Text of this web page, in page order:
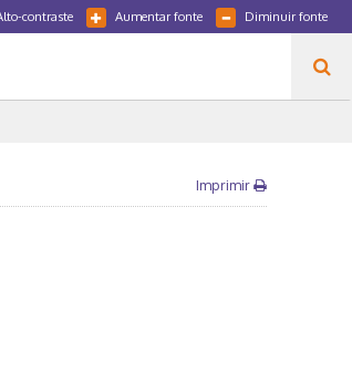
Diminuir fonte
Aumentar fonte
contraste
Imprimir